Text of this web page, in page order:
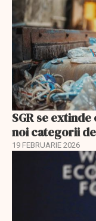
SGR se
noi categorii
19 FEBRUARIE 2026